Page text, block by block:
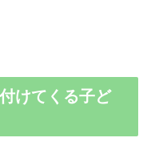
けてくる子ど